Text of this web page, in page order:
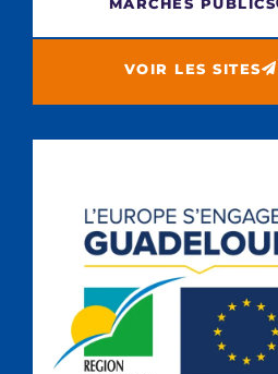
VOIR LES SITES